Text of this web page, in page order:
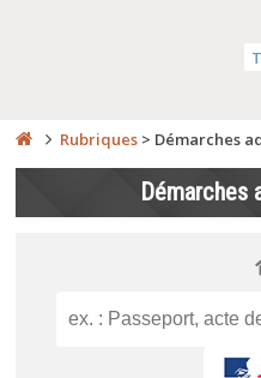
Rubriques > Démarches
Démarches